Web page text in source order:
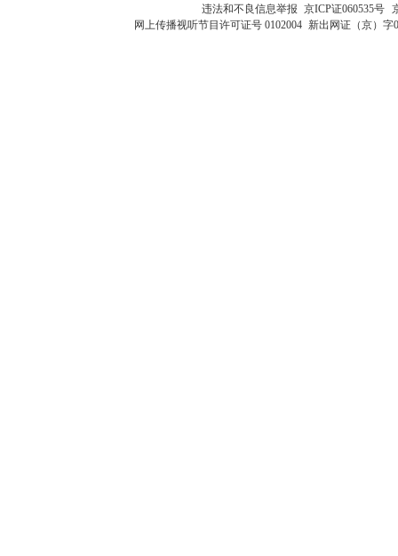
违法和不良信息举报 京ICP证060535号
网上传播视听节目许可证号 0102004 新出网证（京）